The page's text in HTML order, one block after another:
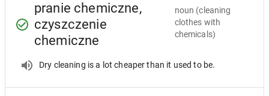
pranie chemiczne,
czyszczenie
chemiczne
noun (cleaning
clothes with
chemicals)
Dry cleaning is a lot cheaper than it used to be.